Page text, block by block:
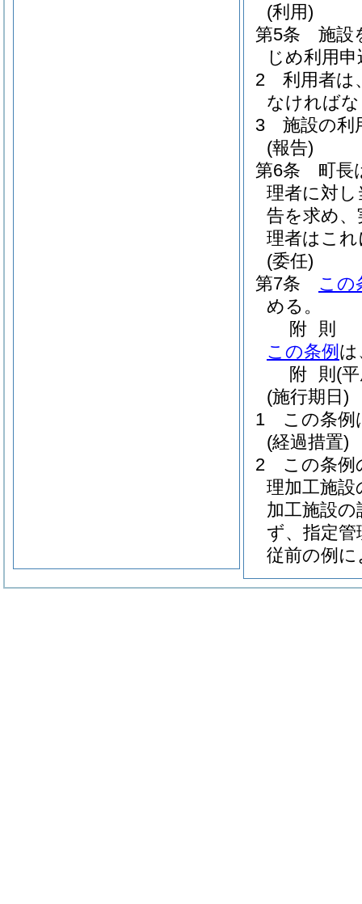
(利用)
第5条
施設
じめ利用
2
利用者は
なければ
3
施設の利
(報告)
第6条
町長
理者に対
告を求め
理者はこ
(委任)
第7条
この
める。
附 則
この条例 は
附 則 (
(施行期日)
1
この条例
(経過措置)
2
この条例
理加工施
加工施設
ず、指定
従前の例